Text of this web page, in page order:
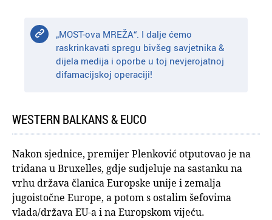
„MOST-ova MREŽA“. I dalje ćemo
raskrinkavati spregu bivšeg savjetnika &
dijela medija i oporbe u toj nevjerojatnoj
difamacijskoj operaciji!
WESTERN BALKANS & EUCO
Nakon sjednice, premijer Plenković otputovao je na
tridana u Bruxelles, gdje sudjeluje na sastanku na
vrhu država članica Europske unije i zemalja
jugoistočne Europe, a potom s ostalim šefovima
vlada/država EU-a i na Europskom vijeću.